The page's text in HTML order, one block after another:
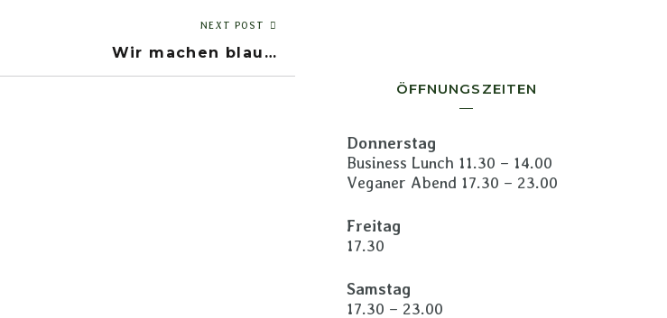
NEXT POST
Wir machen blau…
ÖFFNUNGSZEITEN
Donnerstag
Business Lunch 11.30 – 14.00
Veganer Abend 17.30 – 23.00
Freitag
17.30
Samstag
17.30 – 23.00